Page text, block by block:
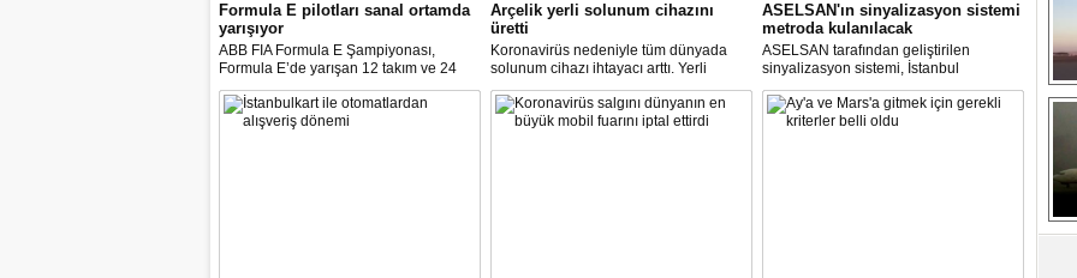
Formula E pilotları sanal ortamda
yarışıyor
ABB FIA Formula E Şampiyonası,
Formula E’de yarışan 12 takım ve 24
pilot ile birlikte “ABB Formula E Race at
Home Challenge” organizasyonunda
yarışacak.
Arçelik yerli solunum cihazını
üretti
Koronavirüs nedeniyle tüm dünyada
solunum cihazı ihtayacı arttı. Yerli
solunum cihazı için ilk çalışmayı, Biosys
Biyomedikal tasarladı, Arçelik üretti.
ASELSAN ve Baykar Savunma
ASELSAN'ın sinyalizasyon sistemi
metroda kulanılacak
ASELSAN tarafından geliştirilen
sinyalizasyon sistemi, İstanbul
metrosunda kullanılacak.